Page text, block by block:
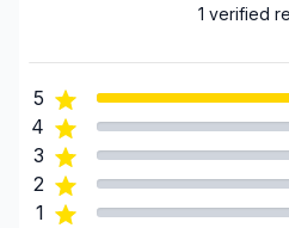
Montérégie (Marguerite-
Montérégie (Rouville)
Montérégie (Vaudreuil-
United Counties of
United Counties of
1 verified
5
4
3
2
1